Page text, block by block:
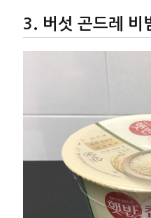
버섯 곤드레 비